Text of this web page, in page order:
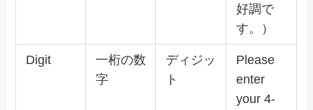
好調で
す。）
Digit
一桁の数
字
ディジッ
ト
Please
enter
your 4-